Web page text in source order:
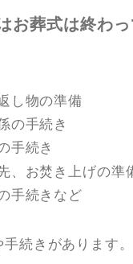
お葬式は終わ
し物の準備
の手続き
手続き
、お焚き上げの準
手続きなど
続きがあります。